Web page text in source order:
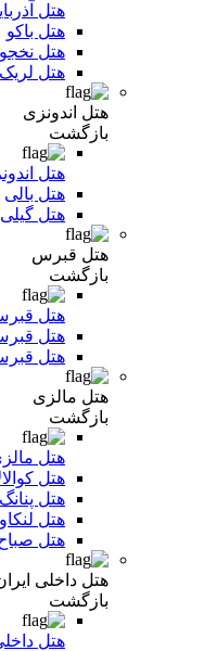
هتل
هتل باکو
هتل نخجوان
هتل لریک
هتل اندونزی
بازگشت
هتل اندونزی
هتل بالی
هتل گیلی
هتل قبرس
بازگشت
هتل قبرس
هتل قبرس
هتل قبرس
هتل مالزی
بازگشت
هتل مالزی
هتل
هتل پنانگ
هتل لنکاوی
هتل صباح
هتل داخلی ایران
بازگشت
هتل داخلی